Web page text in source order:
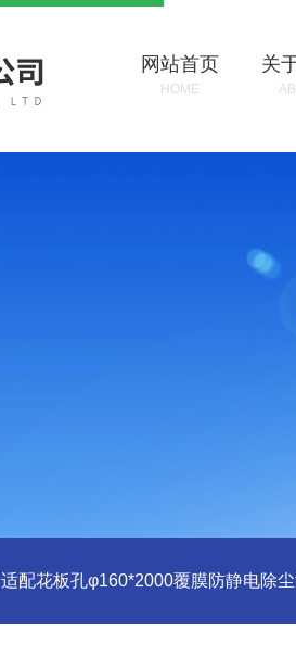
网站首页
HOME
关
适配花板孔φ160*2000覆膜防静电除